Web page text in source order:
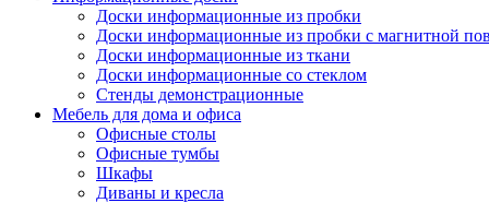
Доски информационные из пробки
Доски информационные из пробки с магнитной
Доски информационные из ткани
Доски информационные со стеклом
Стенды демонстрационные
Мебель для дома и офиса
Офисные столы
Офисные тумбы
Шкафы
Диваны и кресла